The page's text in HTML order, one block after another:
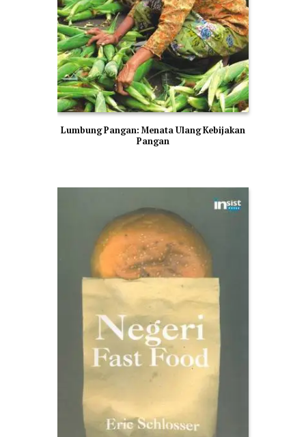
Lumbung Pangan: Menata Ulang Kebijakan
Pangan